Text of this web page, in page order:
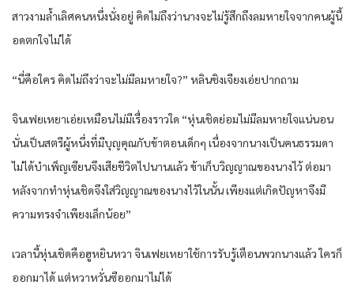
สาวงาม​ล้ำเลิศ​คน​หนึ่ง​นั่ง​อยู่​ คิดไม่ถึง​ว่า​นาง​จะไม่รู้สึก​ถึงลมหายใจ​จาก​คน​ผู้​นี้​
อด​ตกใจ​ไม่ได้​
“นี่​คือ​ใคร​ คิดไม่ถึง​ว่า​จะไม่มีลมหายใจ​?” หลิน​ชิงเจียง​เอ่ยปาก​ถาม
จิน​เฟย​เหยา​เอ่ย​เหมือน​ไม่มีเรื่องราว​ใด​ “หุ่นเชิด​ย่อม​ไม่มีลมหายใจ​แน่นอน​
นั่น​เป็น​สตรี​ผู้​หนึ่ง​ที่​มีบุญคุณ​กับ​ข้า​ตอน​เด็ก​ๆ เนื่องจาก​นาง​เป็น​คนธรรมดา​
ไม่ได้​บำเพ็ญ​เซียน​จึงเสียชีวิต​ไปนาน​แล้ว​ ข้า​เก็บ​วิญญาณ​ของ​นาง​ไว้​ ต่อมา​
หลังจาก​ทำ​หุ่นเชิด​จึงใส่วิญญาณ​ของ​นาง​ไว้​ใน​นั้น​ เพียงแต่​เกิด​ปัญหา​จึงมี
ความทรงจำ​เพียง​เล็กน้อย​”
เวลานี้​หุ่นเชิด​คือ​ฮูหยิน​หวา​ จิน​เฟย​เหยา​ใช้การรับรู้​เตือน​พวก​นาง​แล้ว​ ใคร​ก็​
ออกมา​ได้​ แต่​หวา​หวั่น​ซีออกมา​ไม่ได้​